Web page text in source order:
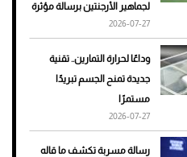
هوى الأبطال
أفضل تدريج للشعر الطويل
لإطلالة جريئة وعصرية
للرجال
لجماهير الأرجنتين برسالة مؤثرة
2026-07-27
وداعًا لحرارة التمارين.. تقنية
جديدة تمنح الجسم تبريدًا
مستمرًا
2026-07-27
رسالة مسربة تكشف ما قاله